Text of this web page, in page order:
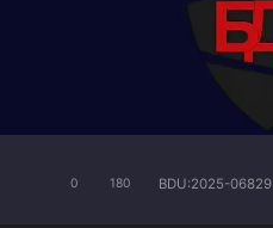
0 180 BDU:2025-06829